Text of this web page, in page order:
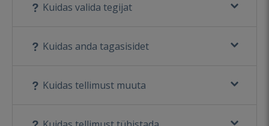
Kuidas valida tegijat
Kuidas anda tagasisidet
Kuidas tellimust muuta